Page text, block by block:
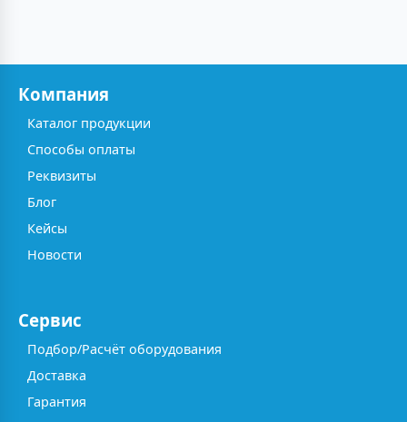
Компания
Каталог продукции
Способы оплаты
Реквизиты
Блог
Кейсы
Новости
Сервис
Подбор/Расчёт оборудования
Доставка
Гарантия